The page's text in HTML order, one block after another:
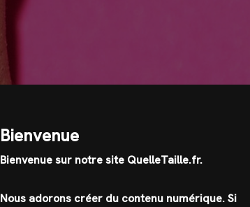
Bienvenue
Bienvenue sur notre site QuelleTaille.fr.
Nous adorons créer du contenu numérique. Si